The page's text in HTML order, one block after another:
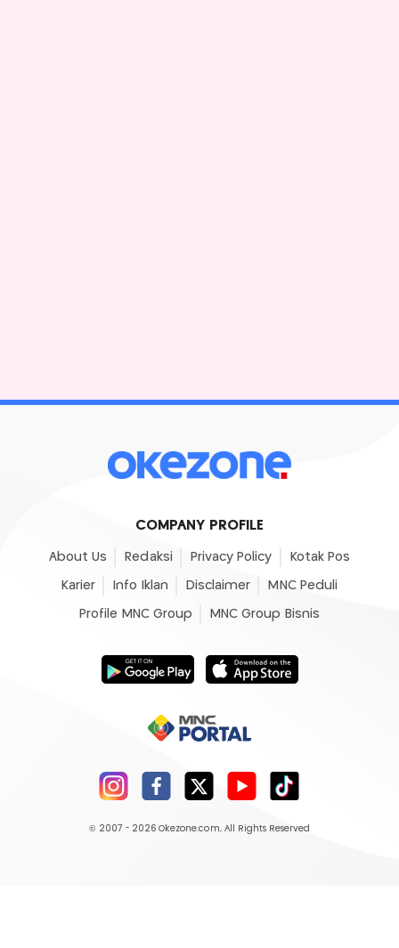
COMPANY PROFILE
About Us Redaksi Privacy Policy Kotak Pos
Karier Info Iklan Disclaimer MNC Peduli
Profile MNC Group MNC Group Bisnis
© 2007 - 2026 Okezone.com, All Rights Reserved